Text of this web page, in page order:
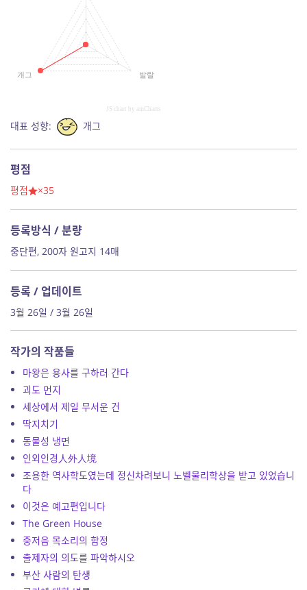
발랄
개그
JS chart by amCharts
대표 성향: 개그
평점
평점 ×35
등록방식 / 분량
중단편, 200자 원고지 14매
등록 / 업데이트
3월 26일 / 3월 26일
작가의 작품들
마왕은 용사를 구하러 간다
괴도 먼지
세상에서 제일 무서운 건
딱지치기
동물성 냉면
인외인경人外人境
조용한 역사학도였는데 정신차려보니 노벨물리학상을 받고 있었습니
다
이것은 예고편입니다
The Green House
중저음 목소리의 함정
출제자의 의도를 파악하시오
부산 사람의 탄생